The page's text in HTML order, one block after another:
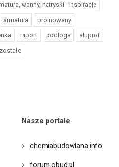
wanny, natryski - inspiracje
armatura promowany
raport podloga aluprof
Nasze portale
chemiabudowlana.info
forum.obud.pl